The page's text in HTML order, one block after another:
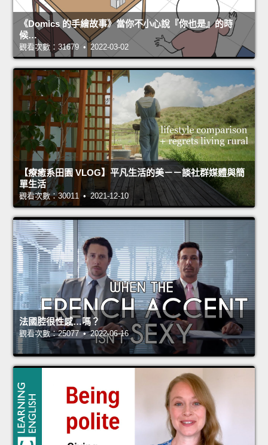
《Domics 的手繪故事》當你不小心說『你也是』的時
候…
觀看次數：31679 • 2022-03-02
【療癒系田園 VLOG】平凡生活的美－－談社群媒體與簡
單生活
觀看次數：30011 • 2021-12-10
法國腔很性感…嗎？
觀看次數：25077 • 2022-06-16